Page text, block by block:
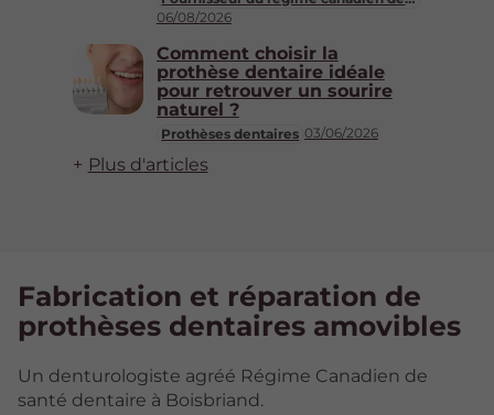
06/08/2026
Prothèses dentaires 03/06/2026
Comment choisir la
prothèse dentaire idéale
pour retrouver un sourire
naturel ?
Plus d'articles
Fabrication et réparation de
prothèses dentaires amovibles
Un denturologiste agréé Régime Canadien de
santé dentaire à Boisbriand.